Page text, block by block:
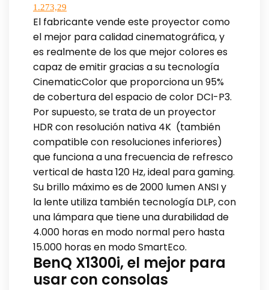
1.273,29
El fabricante vende este proyector como
el mejor para calidad cinematográfica, y
es realmente de los que mejor colores es
capaz de emitir gracias a su tecnología
CinematicColor que proporciona un 95%
de cobertura del espacio de color DCI-P3.
Por supuesto, se trata de un proyector
HDR con resolución nativa 4K (también
compatible con resoluciones inferiores)
que funciona a una frecuencia de refresco
vertical de hasta 120 Hz, ideal para gaming.
Su brillo máximo es de 2000 lumen ANSI y
la lente utiliza también tecnología DLP, con
una lámpara que tiene una durabilidad de
4.000 horas en modo normal pero hasta
15.000 horas en modo SmartEco.
BenQ X1300i, el mejor para
usar con consolas